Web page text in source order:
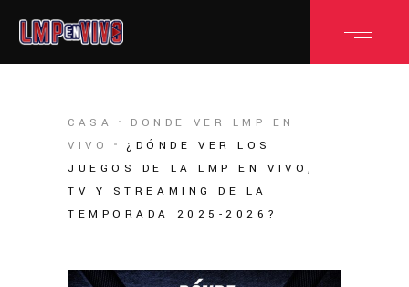
CASA
DONDE VER LMP EN
VIVO
¿DÓNDE VER LOS
JUEGOS DE LA LMP EN VIVO,
TV Y STREAMING DE LA
TEMPORADA 2025-2026?